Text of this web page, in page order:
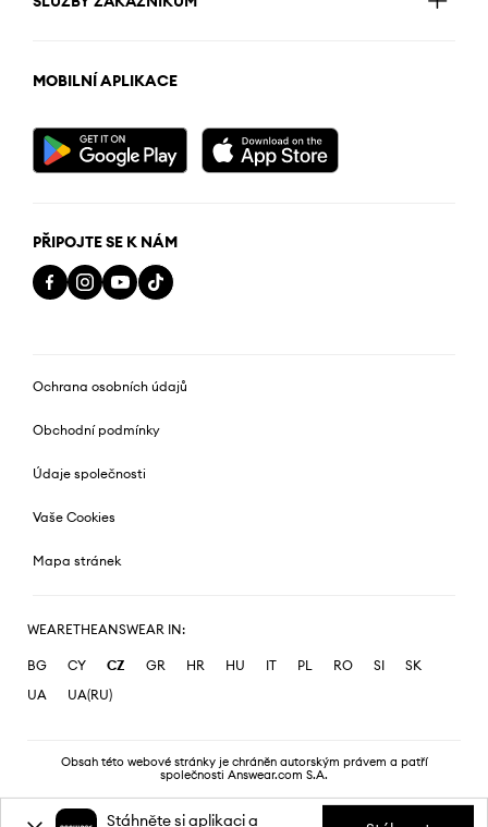
MOBILNÍ APLIKACE
PŘIPOJTE SE K NÁM
Ochrana osobních údajů
Obchodní podmínky
Údaje společnosti
Vaše Cookies
Mapa stránek
WEARETHEANSWEAR IN:
BG CY CZ GR HR HU IT PL RO SI
SK
UA
UA(RU)
Obsah této webové stránky je chráněn autorským právem a patří
společnosti Answear.com S.A.
Stáhněte si aplikaci a